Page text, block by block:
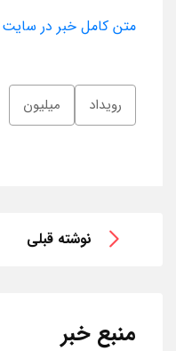
متن کامل خبر در سایت
رویداد میلیون
نوشته قبلی
منبع خبر